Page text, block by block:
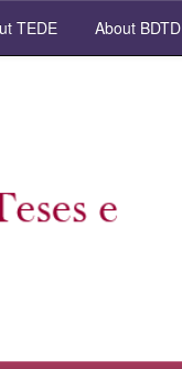
TEDE About BDTD